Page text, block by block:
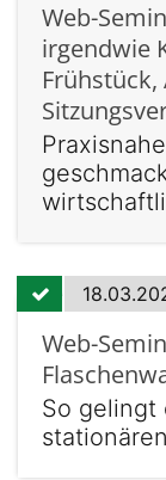
Web-
irgendwie
Web-
So gelingt